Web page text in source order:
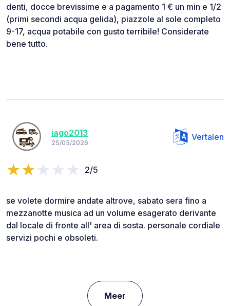
denti, docce brevissime e a pagamento 1 € un min e 1/2
(primi secondi acqua gelida), piazzole al sole completo
9-17, acqua potabile con gusto terribile! Considerate
bene tutto.
iago2013
25/05/2026
Vertalen
2/5
se volete dormire andate altrove, sabato sera fino a
mezzanotte musica ad un volume esagerato derivante
dal locale di fronte all' area di sosta. personale cordiale
servizi pochi e obsoleti.
Meer